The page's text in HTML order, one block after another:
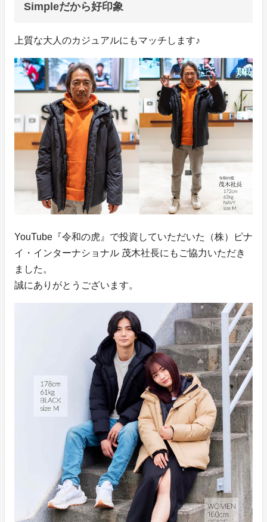
Simpleだから好印象
上質な大人のカジュアルにもマッチします♪
YouTube『令和の虎』で投資していただいた（株）ピナ
イ・インターナショナル 茂木社長にもご協力いただき
ました。
誠にありがとうございます。